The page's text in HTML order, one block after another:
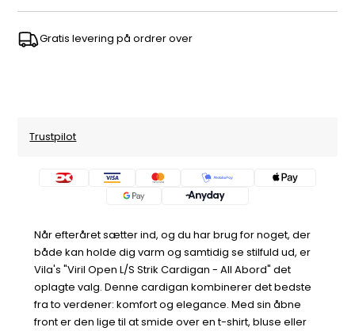
Gratis levering på ordrer over
Trustpilot
Når efteråret sætter ind, og du har brug for noget, der
både kan holde dig varm og samtidig se stilfuld ud, er
Vila's "Viril Open L/S Strik Cardigan - All Abord" det
oplagte valg. Denne cardigan kombinerer det bedste
fra to verdener: komfort og elegance. Med sin åbne
front er den lige til at smide over en t-shirt, bluse eller